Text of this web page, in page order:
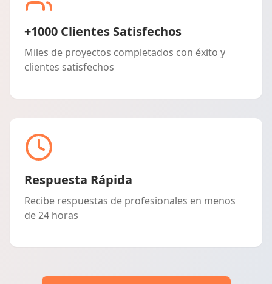
+1000 Clientes Satisfechos
Miles de proyectos completados con éxito y
clientes satisfechos
Respuesta Rápida
Recibe respuestas de profesionales en menos
de 24 horas